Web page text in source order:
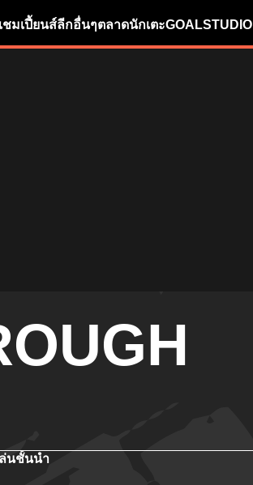
ชมเปี้ยนส์ลีกอื่นๆตลาดนักเตะGOALSTUDIO
ล่นชั้นนำ